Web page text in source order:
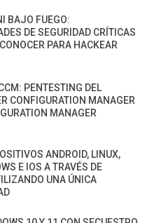
BAJO FUEGO:
DE SEGURIDAD CRÍTICAS
PARA HACKEAR
PENTESTING DEL
CONFIGURATION MANAGER
MANAGER
ANDROID, LINUX,
E IOS A TRAVÉS DE
UNA ÚNICA